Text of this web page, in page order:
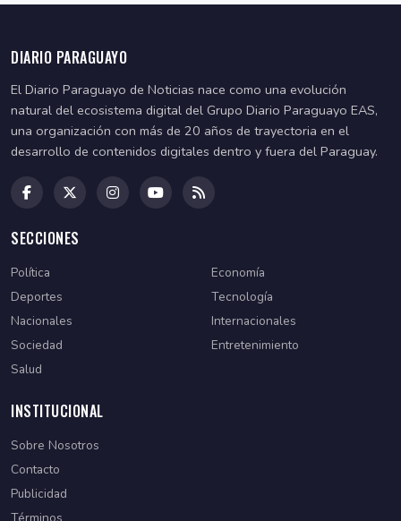
DIARIO PARAGUAYO
El Diario Paraguayo de Noticias nace como una evolución
natural del ecosistema digital del Grupo Diario Paraguayo EAS,
una organización con más de 20 años de trayectoria en el
desarrollo de contenidos digitales dentro y fuera del Paraguay.
SECCIONES
Política
Economía
Deportes
Tecnología
Nacionales
Internacionales
Sociedad
Entretenimiento
Salud
INSTITUCIONAL
Sobre Nosotros
Contacto
Publicidad